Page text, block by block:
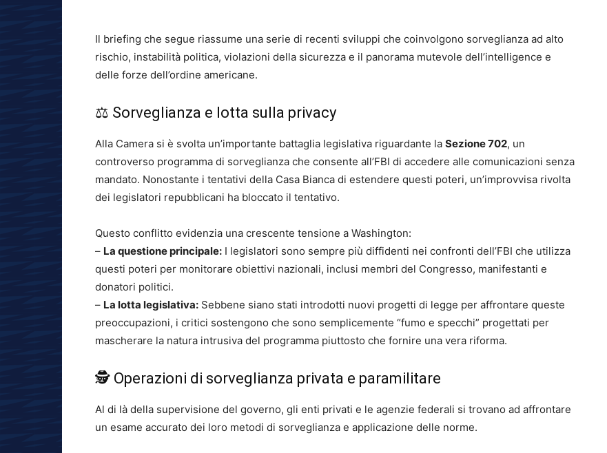
Il briefing che segue riassume una serie di recenti sviluppi che coinvolgono sorveglianza ad alto
rischio, instabilità politica, violazioni della sicurezza e il panorama mutevole dell’intelligence e
delle forze dell’ordine americane.
⚖️ Sorveglianza e lotta sulla privacy
Alla Camera si è svolta un’importante battaglia legislativa riguardante la Sezione 702, un
controverso programma di sorveglianza che consente all’FBI di accedere alle comunicazioni senza
mandato. Nonostante i tentativi della Casa Bianca di estendere questi poteri, un’improvvisa rivolta
dei legislatori repubblicani ha bloccato il tentativo.
Questo conflitto evidenzia una crescente tensione a Washington:
– La questione principale: I legislatori sono sempre più diffidenti nei confronti dell’FBI che utilizza
questi poteri per monitorare obiettivi nazionali, inclusi membri del Congresso, manifestanti e
donatori politici.
– La lotta legislativa: Sebbene siano stati introdotti nuovi progetti di legge per affrontare queste
preoccupazioni, i critici sostengono che sono semplicemente “fumo e specchi” progettati per
mascherare la natura intrusiva del programma piuttosto che fornire una vera riforma.
🕵️ Operazioni di sorveglianza privata e paramilitare
Al di là della supervisione del governo, gli enti privati e le agenzie federali si trovano ad affrontare
un esame accurato dei loro metodi di sorveglianza e applicazione delle norme.